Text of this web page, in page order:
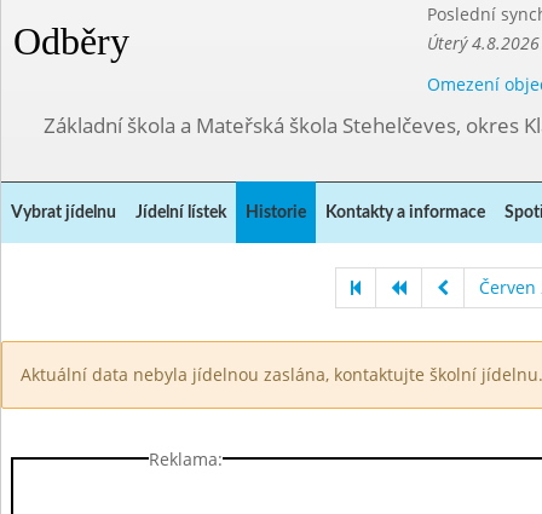
Odběry
Poslední
Úterý
Omezení
Základní škola a Mateřská škola Stehelčeves, okres
Vybrat jídelnu Jídelní lístek Historie Kontakty a informace
Červen
Aktuální data nebyla jídelnou zaslána, kontaktujte školní jídelnu.
Reklama: